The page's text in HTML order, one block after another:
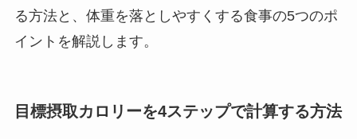
る方法と、体重を落としやすくする食事の5つのポ
イントを解説します。
目標摂取カロリーを4ステップで計算する方法